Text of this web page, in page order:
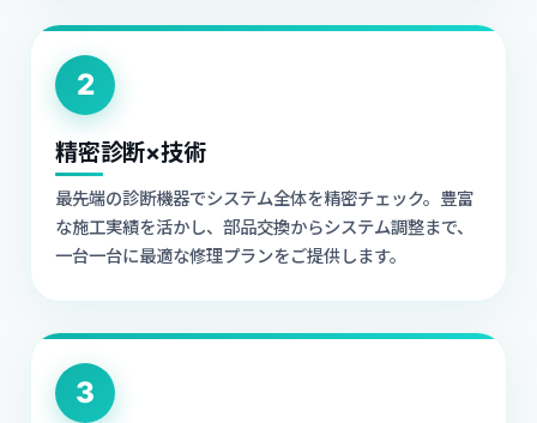
2
精密診断×技術
最先端の診断機器でシステム全体を精密チェック。豊富
な施工実績を活かし、部品交換からシステム調整まで、
一台一台に最適な修理プランをご提供します。
3